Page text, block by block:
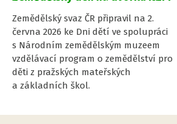
Zemědělský svaz ČR připravil na 2.
června 2026 ke Dni dětí ve spolupráci
s Národním zemědělským muzeem
vzdělávací program o zemědělství pro
děti z pražských mateřských
a základních škol.